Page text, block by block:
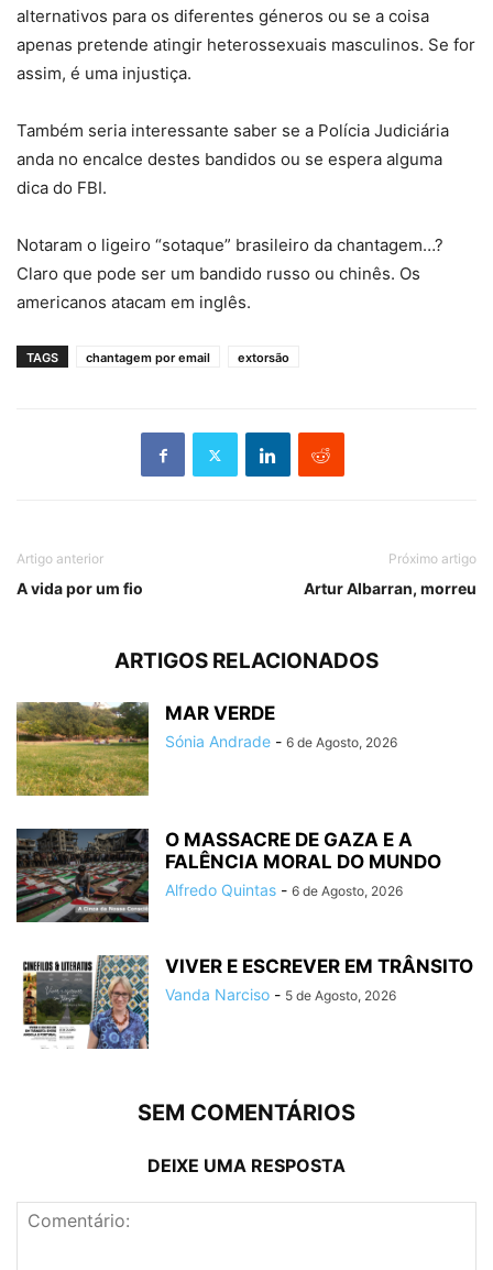
alternativos para os diferentes géneros ou se a coisa
apenas pretende atingir heterossexuais masculinos. Se for
assim, é uma injustiça.
Também seria interessante saber se a Polícia Judiciária
anda no encalce destes bandidos ou se espera alguma
dica do FBI.
Notaram o ligeiro “sotaque” brasileiro da chantagem…?
Claro que pode ser um bandido russo ou chinês. Os
americanos atacam em inglês.
TAGS chantagem por email extorsão
Artigo anterior
A vida por um fio
Próximo artigo
Artur Albarran, morreu
ARTIGOS RELACIONADOS
MAR VERDE
Sónia Andrade - 6 de Agosto, 2026
O MASSACRE DE GAZA E A
FALÊNCIA MORAL DO MUNDO
Alfredo Quintas - 6 de Agosto, 2026
VIVER E ESCREVER EM TRÂNSITO
Vanda Narciso - 5 de Agosto, 2026
SEM COMENTÁRIOS
DEIXE UMA RESPOSTA